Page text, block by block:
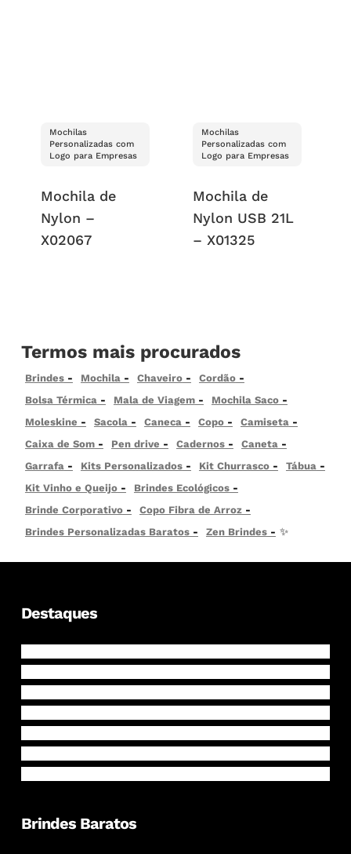
Mochilas
Personalizadas com
Logo para Empresas
Mochila de
Nylon –
X02067
Mochilas
Personalizadas com
Logo para Empresas
Mochila de
Nylon USB 21L
– X01325
Termos mais procurados
Brindes Mochila Chaveiro
Cordão
Bolsa Térmica
Mala de Viagem
Mochila Saco
Moleskine
Sacola Caneca Copo
Camiseta
Caixa de Som
Pen drive Cadernos
Caneta
Garrafa
Kits Personalizados Kit Churrasco
Tábua
Kit Vinho e Queijo
Brindes Ecológicos
Brinde Corporativo
Copo Fibra de Arroz
Brindes Personalizadas Baratos
Zen Brindes ✨
Destaques
Brindes Baratos